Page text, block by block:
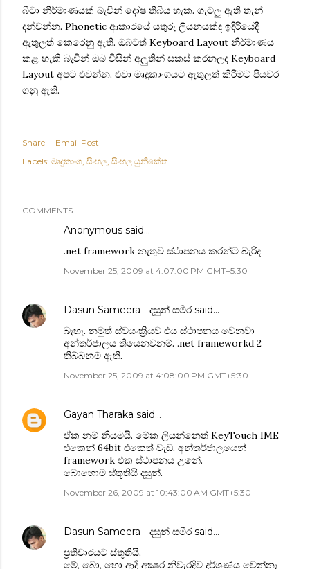
බීටා නිර්මාණයක් බැවින් දෝෂ තිබිය හැක. ගැටලු ඇති තැන්
දන්වන්න. Phonetic ආකාරයේ යතුරු ලියනයක්ද ඉදිරියේදී
ඇතුලත් කෙරෙනු ඇති. ඔබටත් Keyboard Layout නිර්මාණය
කළ හැකි බැවින් ඔබ විසින් අලුතින් සකස් කරනලද Keyboard
Layout අපට එවන්න. එවා මෘදුකාංගයට ඇතුලත් කිරීමට පියවර
ගනු ඇති.
Share
Email Post
Labels: මෘදුකාංග සිංහල සිංහල යුනිකේත
COMMENTS
Anonymous said…
.net framework නැතුව ස්ථාපනය කරන්ට බැරිද
November 25, 2009 at 4:07:00 PM GMT+5:30
Dasun Sameera - දසුන් සමීර said…
බැහැ. නමුත් ස්වයංක්‍රියව එය ස්ථාපනය වෙනවා
අන්තර්ජාලය තියෙනවනම්. .net frameworkd 2
තිබ්බනම් ඇති.
November 25, 2009 at 4:08:00 PM GMT+5:30
Gayan Tharaka said…
ඒක නම් නියමයි. මේක ලියන්නෙත් KeyTouch IME
එකෙන් 64bit එකෙත් වැඩ. අන්තර්ජාලයෙන්
‍framework එක ස්ථාපනය උනේ.
බොහොම ස්තූතියි දසුන්.
November 26, 2009 at 10:43:00 AM GMT+5:30
Dasun Sameera - දසුන් සමීර said…
ප්‍රතිචාරයට ස්තූතියි.
මේ, බො‍, හො ආදී අක්‍ෂර නිවැරදිව දර්ශණය වෙන්නෑ